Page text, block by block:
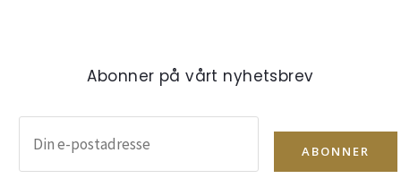
Abonner på vårt nyhetsbrev
ABONNER